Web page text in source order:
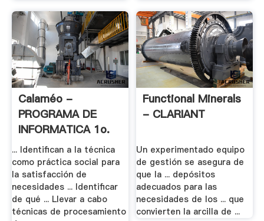
Calaméo -
PROGRAMA DE
INFORMATICA 1o.
... Identifican a la técnica
como práctica social para
la satisfacción de
necesidades ... Identificar
de qué ... Llevar a cabo
técnicas de procesamiento
Functional Minerals
- CLARIANT
Un experimentado equipo
de gestión se asegura de
que la ... depósitos
adecuados para las
necesidades de los ... que
convierten la arcilla de ...